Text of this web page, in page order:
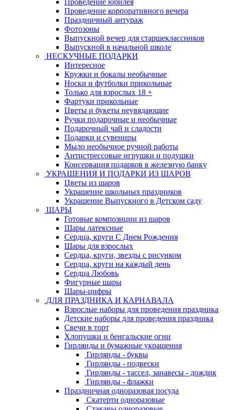
Проведение юбилея
Проведение корпоративного вечера
Праздничный антураж
Фотозоны
Выпускной вечер для старшеклассников
Выпускной в начальной школе
НЕСКУЧНЫЕ ПОДАРКИ
Интересное
Кружки и бокалы необычные
Носки и футболки прикольные
Только для взрослых 18 +
Фартуки прикольные
Цветы и букеты неувядающие
Ручки подарочные и необычные
Подарочный чай и сладости
Подарки и сувениры
Мыло необычное ручной работы
Антистрессовые игрушки и подушки
Консервация подарков в железную банку
УКРАШЕНИЯ И ПОДАРКИ ИЗ ШАРОВ
Цветы из шаров
Украшение школьных праздников
Украшение Выпускного в Детском саду
ШАРЫ
Готовые композиции из шаров
Шары латексные
Сердца, круги С Днем Рождения
Шары для взрослых
Сердца, круги, звезды с рисунком
Сердца, круги на каждый день
Сердца Любовь
Фигурные шары
Шары-цифры
ДЛЯ ПРАЗДНИКА И КАРНАВАЛА
Взрослые наборы для проведения праздника
Детские наборы для проведения праздника
Свечи в торт
Хлопушки и бенгальские огни
Гирлянды и бумажные украшения
Гирлянды - буквы
Гирлянды - подвески
Гирлянды - тассел, занавесы - дождик
Гирлянды - флажки
Праздничная одноразовая посуда
Скатерти одноразовые